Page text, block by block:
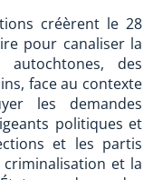
créèrent le 28
pour canaliser la
des
face au contexte
les demandes
politiques et
et les partis
criminalisation et la